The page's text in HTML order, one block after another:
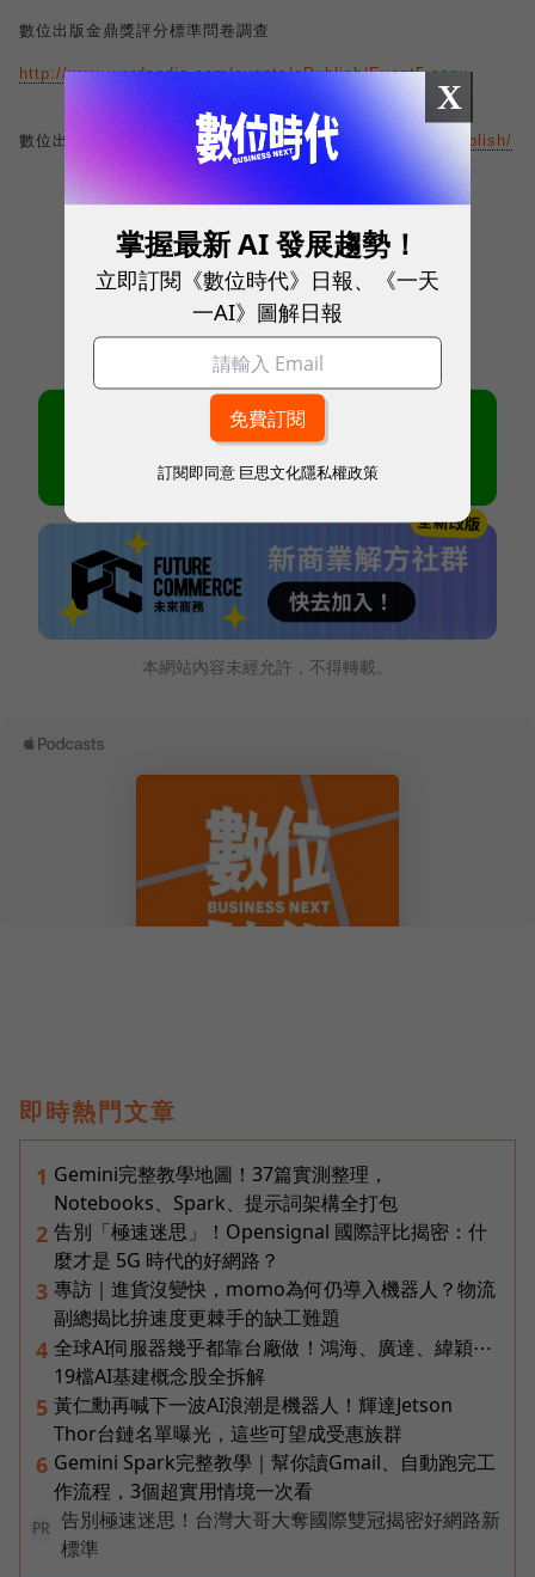
數位出版金鼎獎評分標準問卷調查
http://www.wordpedia.com/events/ePublish/Event5.aspx
數位出版的 http://www.wordpedia.com/events/ePublish/
本網站內容未經允許，不得轉載。
即時熱門文章
1 Gemini完整教學地圖！37篇實測整理，
Notebooks、Spark、提示詞架構全打包
2 告別「極速迷思」！Opensignal 國際評比揭密：什
麼才是 5G 時代的好網路？
3 專訪｜進貨沒變快，momo為何仍導入機器人？物流
副總揭比拚速度更棘手的缺工難題
4 全球AI伺服器幾乎都靠台廠做！鴻海、廣達、緯穎⋯
19檔AI基建概念股全拆解
5 黃仁勳再喊下一波AI浪潮是機器人！輝達Jetson
Thor台鏈名單曝光，這些可望成受惠族群
6 Gemini Spark完整教學｜幫你讀Gmail、自動跑完工
作流程，3個超實用情境一次看
PR
告別極速迷思！台灣大哥大奪國際雙冠揭密好網路新
標準
X
掌握最新 AI 發展趨勢！
立即訂閱《數位時代》日報、《一天
一AI》圖解日報
訂閱即同意 巨思文化隱私權政策